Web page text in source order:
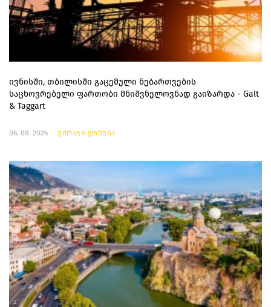
ივნისში, თბილისში გაცემული ნებართვების
საცხოვრებელი ფართობი მნიშვნელოვნად გაიზარდა - Galt
& Taggart
06. 08. 2026 უძრავი ქონება